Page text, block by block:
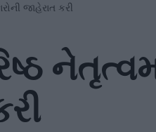
જાહેરાત કરી